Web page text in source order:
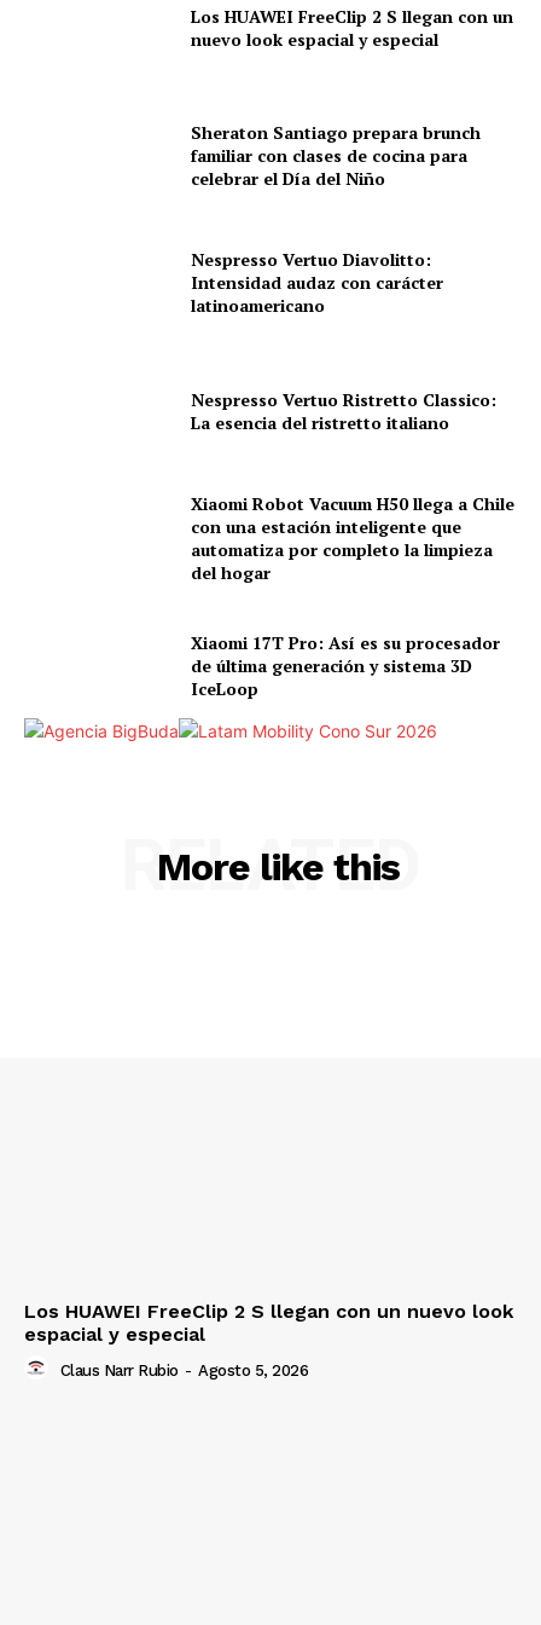
Los HUAWEI FreeClip 2 S llegan con un
nuevo look espacial y especial
Sheraton Santiago prepara brunch
familiar con clases de cocina para
celebrar el Día del Niño
Nespresso Vertuo Diavolitto:
Intensidad audaz con carácter
latinoamericano
Nespresso Vertuo Ristretto Classico:
La esencia del ristretto italiano
Xiaomi Robot Vacuum H50 llega a Chile
con una estación inteligente que
automatiza por completo la limpieza
del hogar
Xiaomi 17T Pro: Así es su procesador
de última generación y sistema 3D
IceLoop
More like this
RELATED
Los HUAWEI FreeClip 2 S llegan con un nuevo look
espacial y especial
Claus Narr Rubio - Agosto 5, 2026